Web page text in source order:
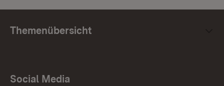
Themenübersicht
Social Media